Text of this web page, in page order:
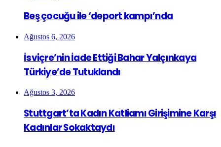
Beş çocuğu ile ‘deport kampı’nda
Ağustos 6, 2026
İsviçre’nin İade Ettiği Bahar Yalçınkaya
Türkiye’de Tutuklandı
Ağustos 3, 2026
Stuttgart’ta Kadın Katliamı Girişimine Karşı
Kadınlar Sokaktaydı